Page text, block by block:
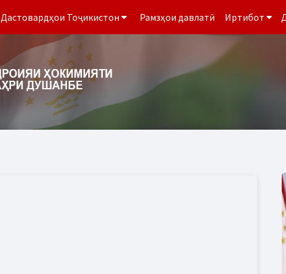
Дастовардҳои Тоҷикистон Рамзҳои давлатӣ Иртибот